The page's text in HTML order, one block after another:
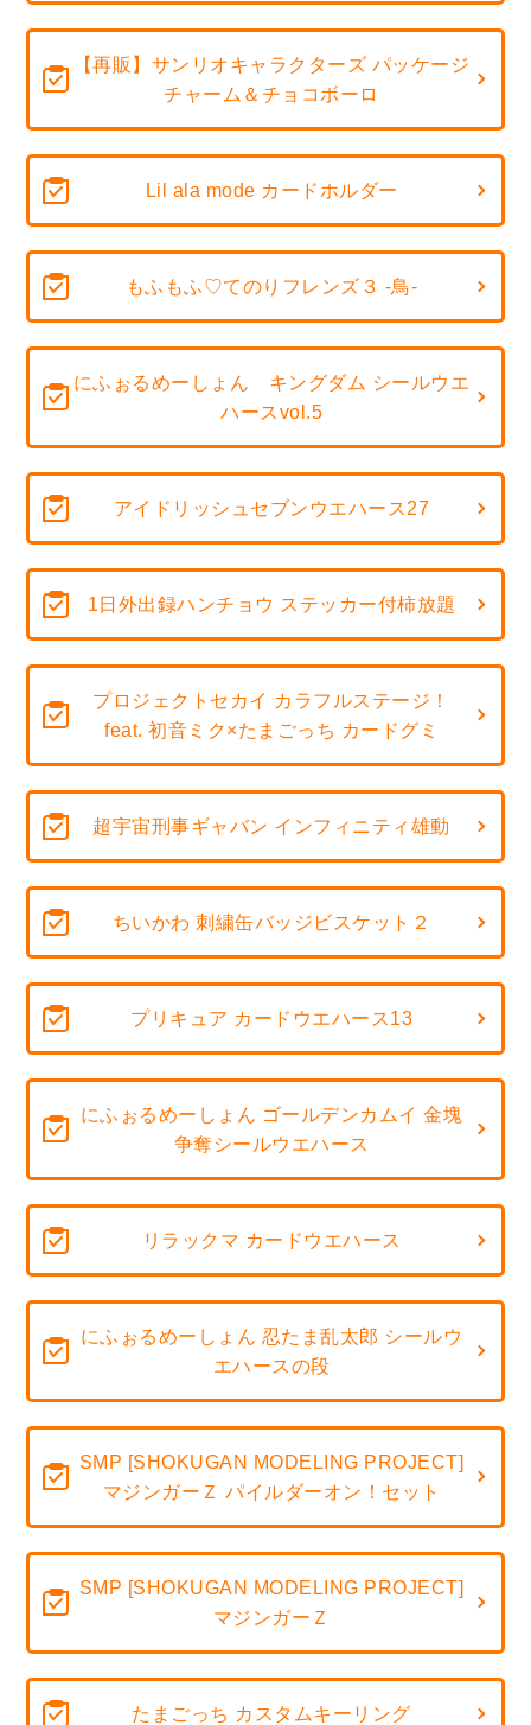
【再販】サンリオキャラクターズ パッケージ
チャーム＆チョコボーロ
Lil ala mode カードホルダー
もふもふ♡てのりフレンズ３ -鳥-
にふぉるめーしょん キングダム シールウエ
ハースvol.5
アイドリッシュセブンウエハース27
1日外出録ハンチョウ ステッカー付柿放題
プロジェクトセカイ カラフルステージ！
feat. 初音ミク×たまごっち カードグミ
超宇宙刑事ギャバン インフィニティ雄動
ちいかわ 刺繍缶バッジビスケット２
プリキュア カードウエハース13
にふぉるめーしょん ゴールデンカムイ 金塊
争奪シールウエハース
リラックマ カードウエハース
にふぉるめーしょん 忍たま乱太郎 シールウ
エハースの段
SMP [SHOKUGAN MODELING PROJECT]
マジンガーＺ パイルダーオン！セット
SMP [SHOKUGAN MODELING PROJECT]
マジンガーＺ
たまごっち カスタムキーリング